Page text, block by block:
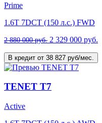
Prime
1.6T 7DCT (150 л.с.) FWD
2 880 000 руб. 2 329 000 руб.
В кредит от 38 827 руб/мес.
TENET T7
Active